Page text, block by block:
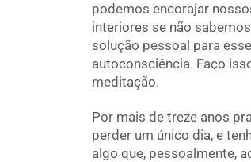
podemos encorajar
interiores se não
solução pessoal para
autoconsciência. Faço
meditação.
Por mais de treze anos
perder um único dia, e
algo que, pessoalmente,